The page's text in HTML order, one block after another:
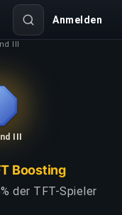
Anmelden
III
III
Boosting
der TFT-Spieler